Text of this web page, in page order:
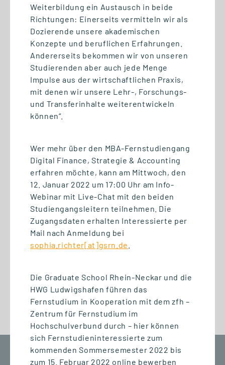
22.06.2026
DGWF-Sommerklausurtagung
2026: Wissenschaftliche
Weiterbildung gemeinsam
stärken
Weiterbildung ein Austausch in beide
Richtungen: Einerseits vermitteln wir als
Dozierende unsere akademischen
Konzepte und beruflichen Erfahrungen.
Andererseits bekommen wir von unseren
Studierenden aber auch jede Menge
Impulse aus der wirtschaftlichen Praxis,
mit denen wir unsere Lehr-, Forschungs-
und Transferinhalte weiterentwickeln
können“.
Wer mehr über den MBA-Fernstudiengang
Digital Finance, Strategie & Accounting
erfahren möchte, kann am Mittwoch, den
12. Januar 2022 um 17:00 Uhr am Info-
Webinar mit Live-Chat mit den beiden
Studiengangsleitern teilnehmen. Die
Zugangsdaten erhalten Interessierte per
Mail nach Anmeldung bei
sophia.richter[at]gsrn.de
Die Graduate School Rhein-Neckar und die
HWG Ludwigshafen führen das
Fernstudium in Kooperation mit dem zfh –
Zentrum für Fernstudium im
Hochschulverbund durch – hier können
sich Fernstudieninteressierte zum
kommenden Sommersemester 2022 bis
zum 15. Februar 2022 online bewerben
Graduate School Rhein-Neckar gGmbH